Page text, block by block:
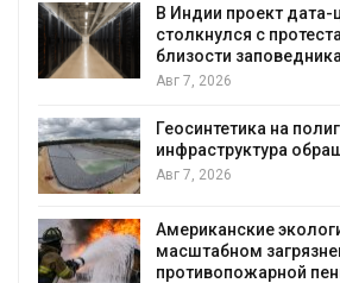
В Индии проект дата-
столкнулся с
близости заповедника
Авг 7, 2026
Геосинтетика на
инфраструктура
Авг 7, 2026
Американские
масштабном
противопожарной